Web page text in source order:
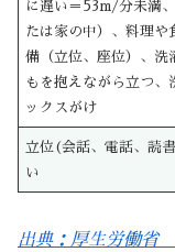
に遅い＝53m/分未満
たは家の中）、料理や
備（立位、座位）、洗
もを抱えながら立つ、
ックスがけ
立位(会話、電話、読
い
出典：厚生労働省